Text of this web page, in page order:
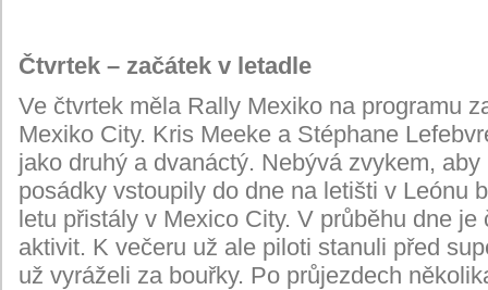
Čtvrtek – začátek v letadle
Ve čtvrtek měla Rally Mexiko na programu
Mexiko City. Kris Meeke a Stéphane
jako druhý a dvanáctý. Nebývá zvykem,
posádky vstoupily do dne na letišti v Leónu
letu přistály v Mexico City. V průběhu dne
aktivit. K večeru už ale piloti stanuli před
už vyráželi za bouřky. Po průjezdech